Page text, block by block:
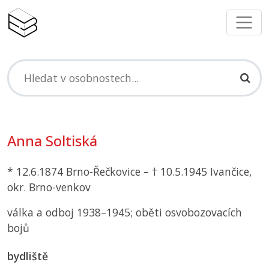
Anna Soltiská
* 12.6.1874 Brno-Řečkovice – † 10.5.1945 Ivančice,
okr. Brno-venkov
válka a odboj 1938–1945; oběti osvobozovacích
bojů
bydliště